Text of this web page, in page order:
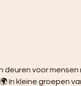
deuren voor mensen
In kleine groepen